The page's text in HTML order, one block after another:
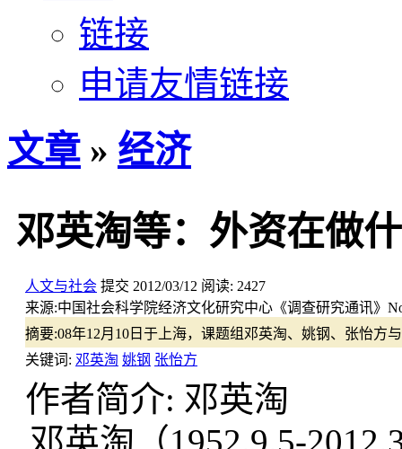
链接
申请友情链接
文章 » 经济
邓英淘等：外资在做
人文与社会 提交 2012/03/12 阅读: 2427
来源:中国社会科学院经济文化研究中心《调查研究通讯》
摘要:08年12月10日于上海，课题组邓英淘、姚钢、张怡方
关键词: 邓英淘 姚钢 张怡方
作者简介: 邓英淘